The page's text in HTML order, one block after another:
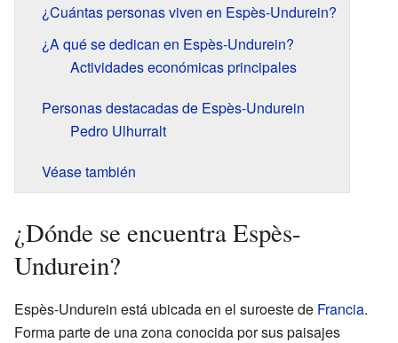
¿Cuántas personas viven en Espès-Undurein?
¿A qué se dedican en Espès-Undurein?
Actividades económicas principales
Personas destacadas de Espès-Undurein
Pedro Ulhurralt
Véase también
¿Dónde se encuentra Espès-
Undurein?
Espès-Undurein está ubicada en el suroeste de Francia.
Forma parte de una zona conocida por sus paisajes